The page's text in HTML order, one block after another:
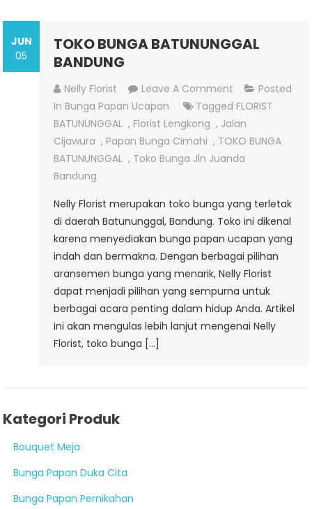
JUN
05
TOKO BUNGA BATUNUNGGAL
BANDUNG
Nelly Florist Leave A Comment On
TOKO
BUNGA
BATUNUNGGAL
BANDUNG
Posted
In Bunga Papan Ucapan Tagged FLORIST
BATUNUNGGAL , Florist Lengkong , Jalan
Cijawura , Papan Bunga Cimahi , TOKO BUNGA
BATUNUNGGAL , Toko Bunga Jln Juanda
Bandung
Nelly Florist merupakan toko bunga yang terletak
di daerah Batununggal, Bandung. Toko ini dikenal
karena menyediakan bunga papan ucapan yang
indah dan bermakna. Dengan berbagai pilihan
aransemen bunga yang menarik, Nelly Florist
dapat menjadi pilihan yang sempurna untuk
berbagai acara penting dalam hidup Anda. Artikel
ini akan mengulas lebih lanjut mengenai Nelly
Florist, toko bunga […]
Kategori Produk
Bouquet Meja
Bunga Papan Duka Cita
Bunga Papan Pernikahan